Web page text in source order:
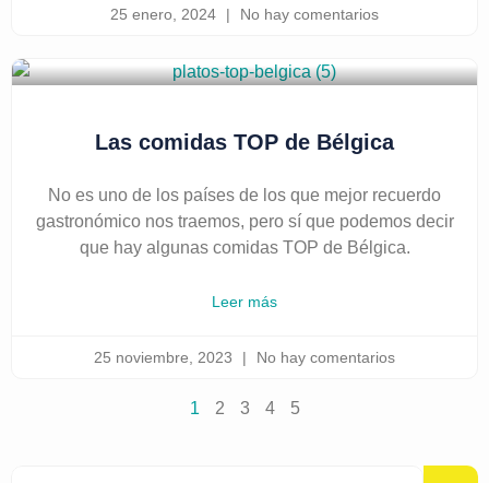
25 enero, 2024 No hay comentarios
Las comidas TOP de Bélgica
No es uno de los países de los que mejor recuerdo
gastronómico nos traemos, pero sí que podemos decir
que hay algunas comidas TOP de Bélgica.
Leer más
25 noviembre, 2023 No hay comentarios
1 2 3 4 5